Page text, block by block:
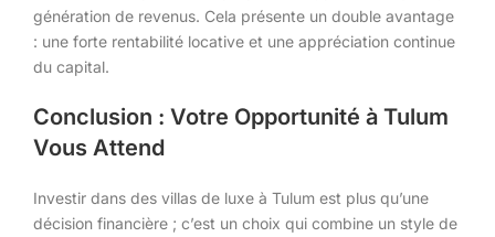
génération de revenus. Cela présente un double avantage
: une forte rentabilité locative et une appréciation continue
du capital.
Conclusion : Votre Opportunité à Tulum
Vous Attend
Investir dans des villas de luxe à Tulum est plus qu’une
décision financière ; c’est un choix qui combine un style de